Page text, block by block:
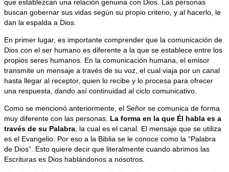
que establezcan una relación genuina con Dios. Las personas
buscan gobernar sus vidas según su propio criterio, y al hacerlo, le
dan la espalda a Dios.
En primer lugar, es importante comprender que la comunicación de
Dios con el ser humano es diferente a la que se establece entre los
propios seres humanos. En la comunicación humana, el emisor
transmite un mensaje a través de su voz, el cual viaja por un canal
hasta llegar al receptor, quien lo recibe y lo procesa para ofrecer
una respuesta, dando así continuidad al ciclo comunicativo.
Como se mencionó anteriormente, el Señor se comunica de forma
muy diferente con las personas. La forma en la que Él habla es a
través de su Palabra, la cual es el canal. El mensaje que se utiliza
es el Evangelio. Por eso a la Biblia se le conoce como la “Palabra
de Dios”. Esto quiere decir que literalmente cuando abrimos las
Escrituras es Dios hablándonos a nosotros.